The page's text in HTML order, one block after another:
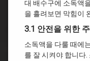
대 배수구에 소독액
을 흘려보면 막힘이
3.1 안전을 위한
소독액을 다룰 때에
를 잘 시켜야 합니다